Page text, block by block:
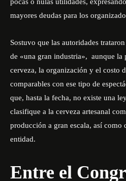
mayores deudas para los
Sostuvo que las autoridades
de «una gran industria», aunque la
cerveza, la organización y el costo
comparables con ese tipo de
que, hasta la fecha, no existe una
clasifique a la cerveza artesanal
producción a gran escala, así como
entidad.
Entre el